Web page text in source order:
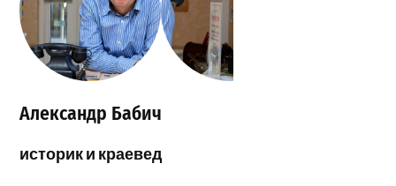
Александр Бабич
историк и краевед